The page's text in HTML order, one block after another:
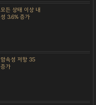
모든 상태 이상 내
성 3.6% 증가
암속성 저항 35
증가